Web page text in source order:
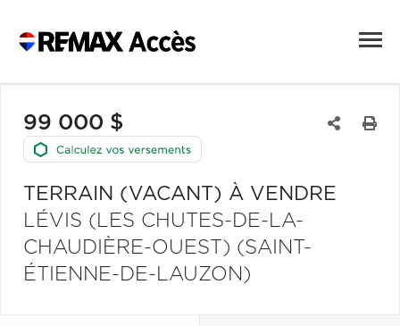
99 000 $
TERRAIN (VACANT) À VENDRE
LÉVIS (LES CHUTES-DE-LA-
CHAUDIÈRE-OUEST) (SAINT-
ÉTIENNE-DE-LAUZON)